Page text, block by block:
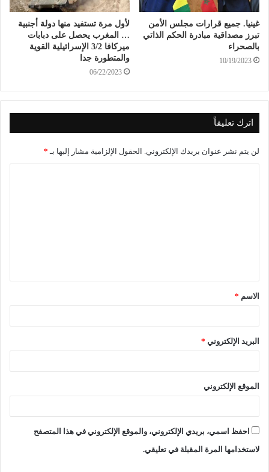
غينيا. جميع قرارات مجلس الأمن
تبرز مصداقية مبادرة الحكم الذاتي
بالصحراء
10/19/2023
لأول مرة تستفيد منها دولة أجنبية
… المغرب يحصل على دبابات
ميركافا 3/2 الإسرائيلية القوية
والمتطورة جدا
06/22/2023
اترك تعليقاً
لن يتم نشر عنوان بريدك الإلكتروني. الحقول الإلزامية مشار إليها بـ *
الاسم *
البريد الإلكتروني *
الموقع الإلكتروني
احفظ اسمي، بريدي الإلكتروني، والموقع الإلكتروني في هذا المتصفح
لاستخدامها المرة المقبلة في تعليقي.